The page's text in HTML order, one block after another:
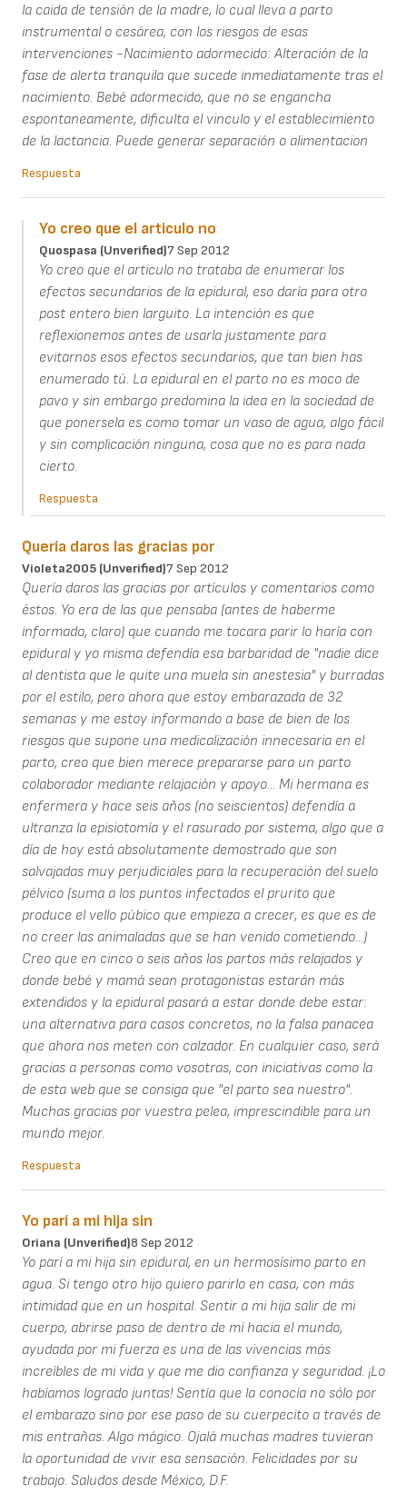
la caida de tensión de la madre, lo cual lleva a parto
instrumental o cesárea, con los riesgos de esas
intervenciones -Nacimiento adormecido: Alteración de la
fase de alerta tranquila que sucede inmediatamente tras el
nacimiento. Bebé adormecido, que no se engancha
espontaneamente, dificulta el vinculo y el establecimiento
de la lactancia. Puede generar separación o alimentacion
Respuesta
Yo creo que el articulo no
Quospasa (unverified)7 Sep 2012
Yo creo que el articulo no trataba de enumerar los
efectos secundarios de la epidural, eso daría para otro
post entero bien larguito. La intención es que
reflexionemos antes de usarla justamente para
evitarnos esos efectos secundarios, que tan bien has
enumerado tú. La epidural en el parto no es moco de
pavo y sin embargo predomina la idea en la sociedad de
que ponersela es como tomar un vaso de agua, algo fácil
y sin complicación ninguna, cosa que no es para nada
cierto.
Respuesta
Quería daros las gracias por
Violeta2005 (unverified)7 Sep 2012
Quería daros las gracias por artículos y comentarios como
éstos. Yo era de las que pensaba (antes de haberme
informado, claro) que cuando me tocara parir lo haría con
epidural y yo misma defendía esa barbaridad de "nadie dice
al dentista que le quite una muela sin anestesia" y burradas
por el estilo, pero ahora que estoy embarazada de 32
semanas y me estoy informando a base de bien de los
riesgos que supone una medicalización innecesaria en el
parto, creo que bien merece prepararse para un parto
colaborador mediante relajación y apoyo... Mi hermana es
enfermera y hace seis años (no seiscientos) defendía a
ultranza la episiotomía y el rasurado por sistema, algo que a
día de hoy está absolutamente demostrado que son
salvajadas muy perjudiciales para la recuperación del suelo
pélvico (suma a los puntos infectados el prurito que
produce el vello púbico que empieza a crecer, es que es de
no creer las animaladas que se han venido cometiendo...)
Creo que en cinco o seis años los partos más relajados y
donde bebé y mamá sean protagonistas estarán más
extendidos y la epidural pasará a estar donde debe estar:
una alternativa para casos concretos, no la falsa panacea
que ahora nos meten con calzador. En cualquier caso, será
gracias a personas como vosotras, con iniciativas como la
de esta web que se consiga que "el parto sea nuestro".
Muchas gracias por vuestra pelea, imprescindible para un
mundo mejor.
Respuesta
Yo parí a mi hija sin
Oriana (unverified)8 Sep 2012
Yo parí a mi hija sin epidural, en un hermosísimo parto en
agua. Si tengo otro hijo quiero parirlo en casa, con más
intimidad que en un hospital. Sentir a mi hija salir de mi
cuerpo, abrirse paso de dentro de mí hacia el mundo,
ayudada por mi fuerza es una de las vivencias más
increíbles de mi vida y que me dio confianza y seguridad. ¡Lo
habíamos logrado juntas! Sentía que la conocía no sólo por
el embarazo sino por ese paso de su cuerpecito a través de
mis entrañas. Algo mágico. Ojalá muchas madres tuvieran
la oportunidad de vivir esa sensación. Felicidades por su
trabajo. Saludos desde México, D.F.